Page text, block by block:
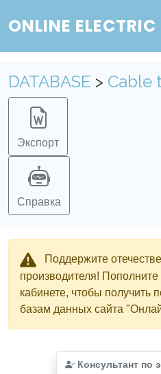
ONLINE ELECTRIC
DATABASE > Cable
Экспорт
Справка
Поддержите
производителя!
кабинете, чтобы получить
базам данных сайта
Консультант по
Найдено366